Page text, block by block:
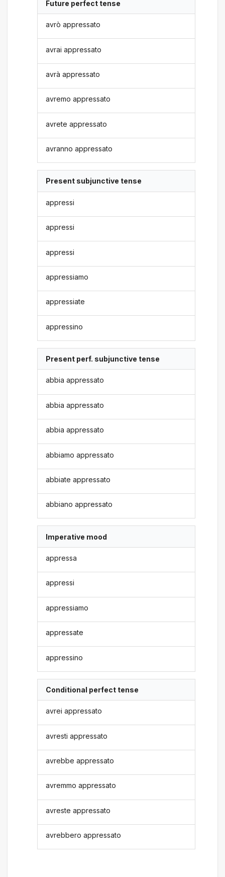
Future perfect tense
avrò appressato
avrai appressato
avrà appressato
avremo appressato
avrete appressato
avranno appressato
Present subjunctive tense
appressi
appressi
appressi
appressiamo
appressiate
appressino
Present perf. subjunctive tense
abbia appressato
abbia appressato
abbia appressato
abbiamo appressato
abbiate appressato
abbiano appressato
Imperative mood
appressa
appressi
appressiamo
appressate
appressino
Conditional perfect tense
avrei appressato
avresti appressato
avrebbe appressato
avremmo appressato
avreste appressato
avrebbero appressato